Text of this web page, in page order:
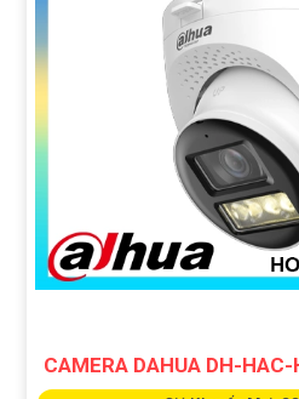
CAMERA DAHUA DH-